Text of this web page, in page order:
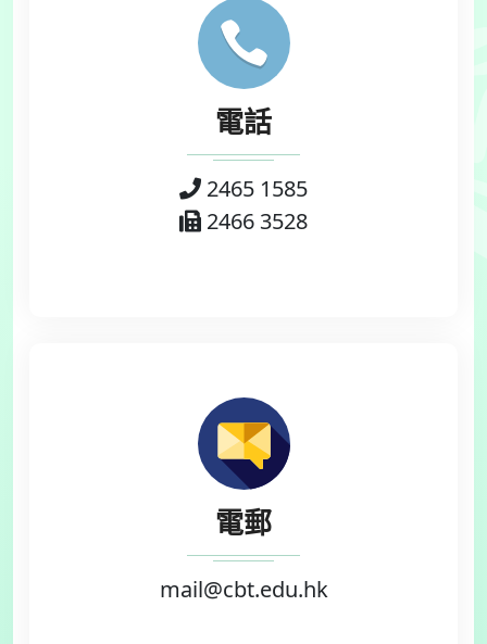
電話
2465 1585
2466 3528
電郵
mail@cbt.edu.hk